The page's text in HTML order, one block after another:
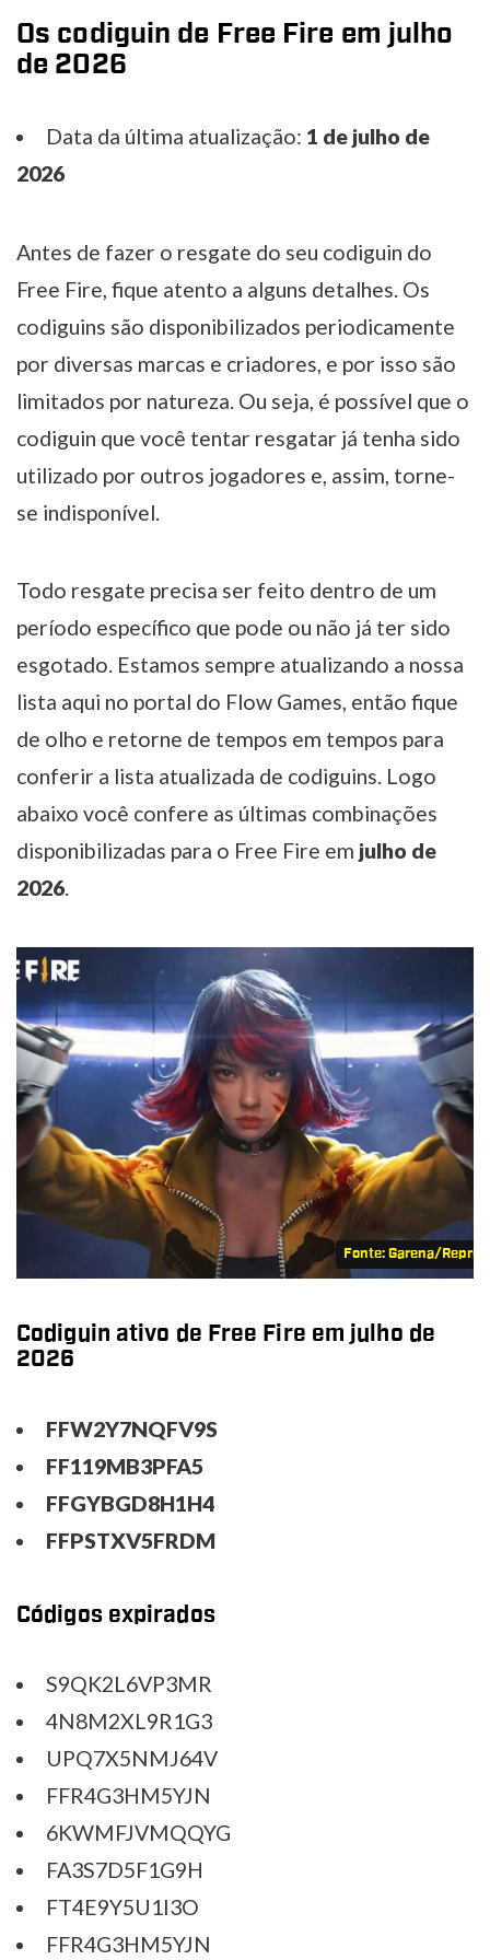
Os codiguin de Free Fire em julho
de 2026
Data da última atualização: 1 de julho de
2026
Antes de fazer o resgate do seu codiguin do
Free Fire, fique atento a alguns detalhes. Os
codiguins são disponibilizados periodicamente
por diversas marcas e criadores, e por isso são
limitados por natureza. Ou seja, é possível que o
codiguin que você tentar resgatar já tenha sido
utilizado por outros jogadores e, assim, torne-
se indisponível.
Todo resgate precisa ser feito dentro de um
período específico que pode ou não já ter sido
esgotado. Estamos sempre atualizando a nossa
lista aqui no portal do Flow Games, então fique
de olho e retorne de tempos em tempos para
conferir a lista atualizada de codiguins. Logo
abaixo você confere as últimas combinações
disponibilizadas para o Free Fire em julho de
2026.
Fonte: Garena/
Codiguin ativo de Free Fire em julho de
2026
FFW2Y7NQFV9S
FF119MB3PFA5
FFGYBGD8H1H4
FFPSTXV5FRDM
Códigos expirados
S9QK2L6VP3MR
4N8M2XL9R1G3
UPQ7X5NMJ64V
FFR4G3HM5YJN
6KWMFJVMQQYG
FA3S7D5F1G9H
FT4E9Y5U1I3O
FFR4G3HM5YJN